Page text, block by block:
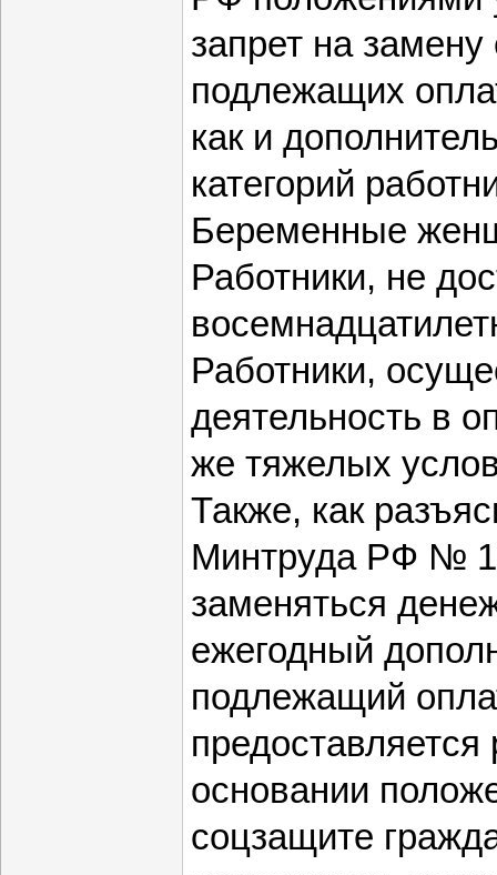
запрет на
подлежащих
как и
категорий
Беременные
Работники, не
Работники,
деятельность в
же тяжелых
Также, как
Минтруда РФ №
заменяться
ежегодный
подлежащий
основании
соцзащите